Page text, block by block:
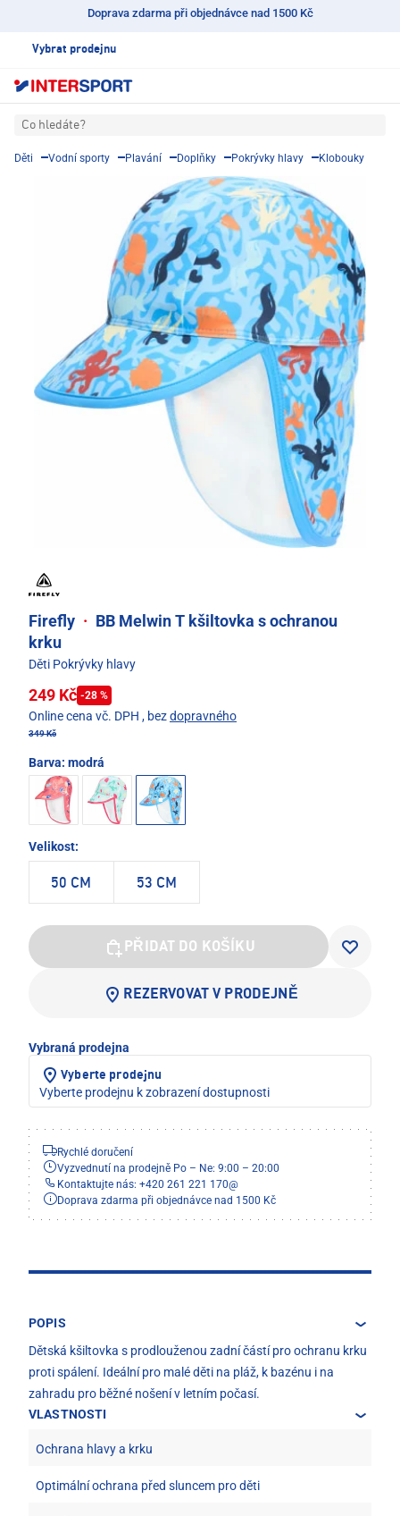
Doprava zdarma při objednávce nad 1500 Kč
Vybrat prodejnu
Co hledáte?
Děti Vodní sporty Plavání Doplňky Pokrývky hlavy Klobouky
Firefly · BB Melwin T kšiltovka s ochranou
krku
Děti Pokrývky hlavy
249 Kč -28 %
Online cena vč. DPH , bezdopravného
349 Kč
Barva: modrá
Velikost:
50 CM 53 CM
PŘIDAT DO KOŠÍKU
REZERVOVAT V PRODEJNĚ
Vybraná prodejna
Vyberte prodejnu
Vyberte prodejnu k zobrazení dostupnosti
Rychlé doručení
Vyzvednutí na prodejně Po – Ne: 9:00 – 20:00
Kontaktujte nás: +420 261 221 170@
Doprava zdarma při objednávce nad 1500 Kč
POPIS
Dětská kšiltovka s prodlouženou zadní částí pro ochranu krku
proti spálení. Ideální pro malé děti na pláž, k bazénu i na
zahradu pro běžné nošení v letním počasí.
VLASTNOSTI
Ochrana hlavy a krku
Optimální ochrana před sluncem pro děti